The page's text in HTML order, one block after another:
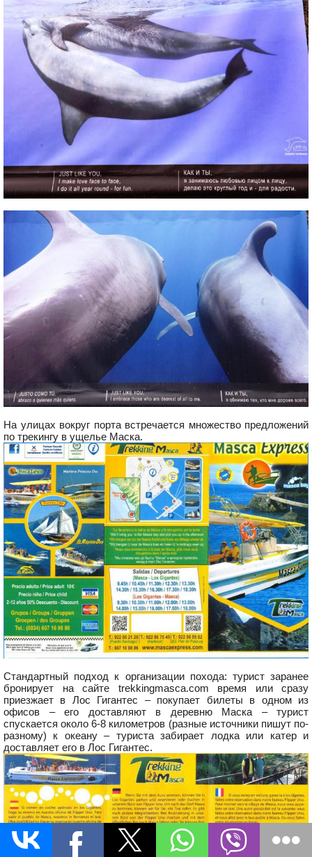
На улицах вокруг порта встречается множество предложений
по трекингу в ущелье Маска.
Стандартный подход к организации похода: турист заранее
бронирует на сайте trekkingmasca.com время или сразу
приезжает в Лос Гигантес – покупает билеты в одном из
офисов – его доставляют в деревню Маска – турист
спускается около 6-8 километров (разные источники пишут по-
разному) к океану – туриста забирает лодка или катер и
доставляет его в Лос Гигантес.